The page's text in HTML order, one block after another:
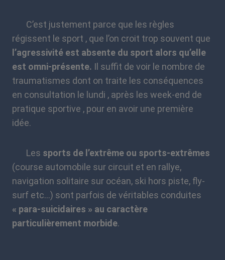
C’est justement parce que les règles
régissent le sport , que l’on croit trop souvent que
l’agressivité est absente du sport alors qu’elle
est omni-présente. Il suffit de voir le nombre de
traumatismes dont on traite les conséquences
en consultation le lundi , après les week-end de
pratique sportive , pour en avoir une première
idée.
Les sports de l’extrême ou sports-extrêmes
(course automobile sur circuit et en rallye,
navigation solitaire sur océan, ski hors piste, fly-
surf etc…) sont parfois de véritables conduites
« para-suicidaires » au caractère
particulièrement morbide.